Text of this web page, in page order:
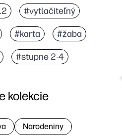
#vytlačiteľný
#karta #žaba
#stupne 2-4
kolekcie
Narodeniny